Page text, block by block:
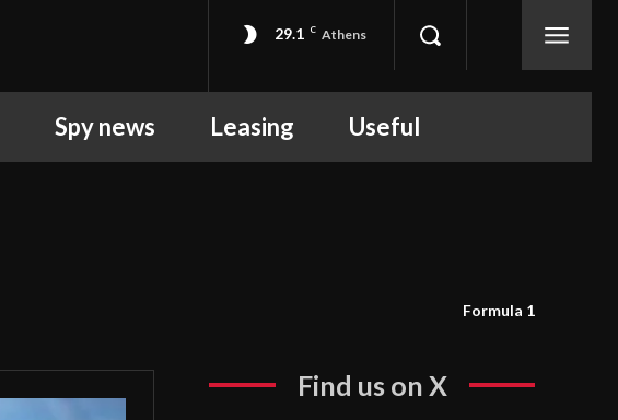
29.1 C Athens
Spy news Leasing Useful
Formula 1
Find us on X